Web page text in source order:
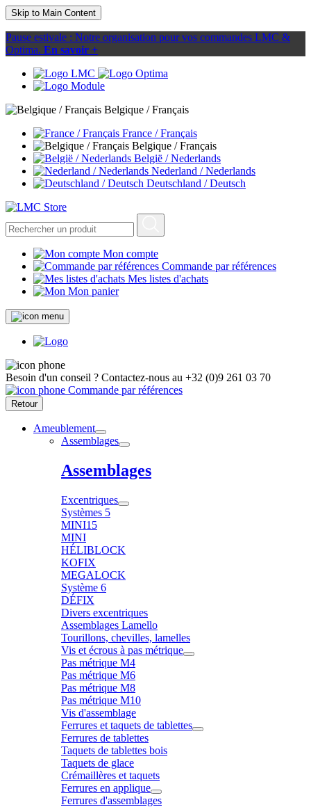
Skip to Main Content
Pause estivale : Notre organisation pour vos commandes LMC &
Optima. En savoir +
Belgique / Français
France / Français
Belgique / Français
België / Nederlands
Nederland / Nederlands
Deutschland / Deutsch
Mon compte
Commande par références
Mes listes d'achats
Mon panier
Besoin d'un conseil ? Contactez-nous au +32 (0)9 261 03 70
Commande par références
Retour
Ameublement
Assemblages
Assemblages
Excentriques
Systèmes 5
MINI15
MINI
HÉLIBLOCK
KOFIX
MEGALOCK
Système 6
DÉFIX
Divers excentriques
Assemblages Lamello
Tourillons, chevilles, lamelles
Vis et écrous à pas métrique
Pas métrique M4
Pas métrique M6
Pas métrique M8
Pas métrique M10
Vis d'assemblage
Ferrures et taquets de tablettes
Ferrures de tablettes
Taquets de tablettes bois
Taquets de glace
Crémaillères et taquets
Ferrures en applique
Ferrures d'assemblages